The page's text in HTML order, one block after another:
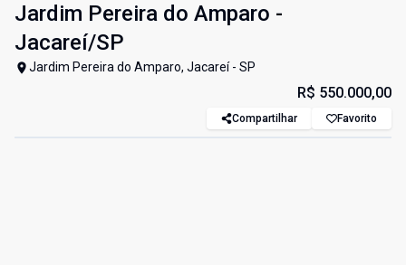
Jardim Pereira do Amparo -
Jacareí/SP
Jardim Pereira do Amparo, Jacareí - SP
R$ 550.000,00
Compartilhar Favorito